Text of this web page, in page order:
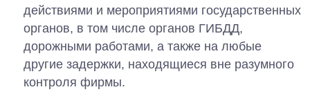
действиями и мероприятиями государственных
органов, в том числе органов ГИБДД,
дорожными работами, а также на любые
другие задержки, находящиеся вне разумного
контроля фирмы.